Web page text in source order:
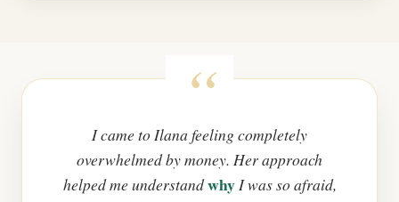
I came to Ilana feeling completely
overwhelmed by money. Her approach
helped me understandwhyI was so afraid,